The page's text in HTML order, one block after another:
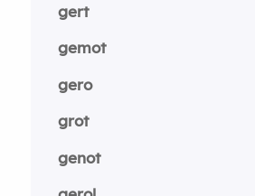
gert
gemot
gero
grot
genot